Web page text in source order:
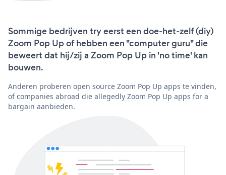
Sommige bedrijven try eerst een doe-het-zelf (diy)
Zoom Pop Up of hebben een "computer guru" die
beweert dat hij/zij a Zoom Pop Up in 'no time' kan
bouwen.
Anderen proberen open source Zoom Pop Up apps te vinden,
of companies abroad die allegedly Zoom Pop Up apps for a
bargain aanbieden.